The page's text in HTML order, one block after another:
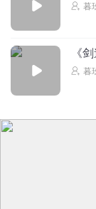
暮
《
暮